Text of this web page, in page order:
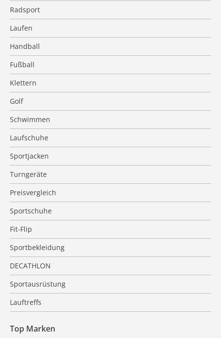
Radsport
Laufen
Handball
Fußball
Klettern
Golf
Schwimmen
Laufschuhe
Sportjacken
Turngeräte
Preisvergleich
Sportschuhe
Fit-Flip
Sportbekleidung
DECATHLON
Sportausrüstung
Lauftreffs
Top Marken